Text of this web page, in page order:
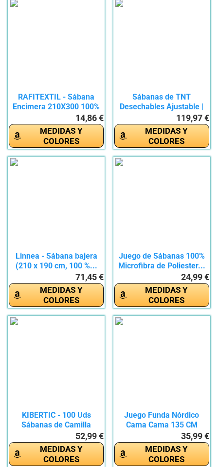
RAFITEXTIL - Sábana
Encimera 210X300 100%
14,86 €
MEDIDAS Y
COLORES
Sábanas de TNT
Desechables Ajustable |
Fabricado...119,97 €
MEDIDAS Y
COLORES
Linnea - Sábana bajera
(210 x 190 cm, 100 %...
71,45 €
MEDIDAS Y
COLORES
Juego de Sábanas 100%
Microfibra de Poliester...
24,99 €
MEDIDAS Y
COLORES
KIBERTIC - 100 Uds
Sábanas de Camilla
Ajustables...52,99 €
MEDIDAS Y
COLORES
Juego Funda Nórdico
Cama Cama 135 CM
35,99 €
MEDIDAS Y
COLORES